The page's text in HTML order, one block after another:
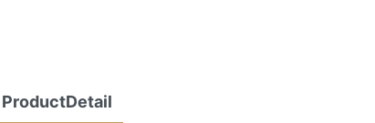
ProductDetail